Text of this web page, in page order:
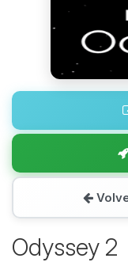
Odyssey 2